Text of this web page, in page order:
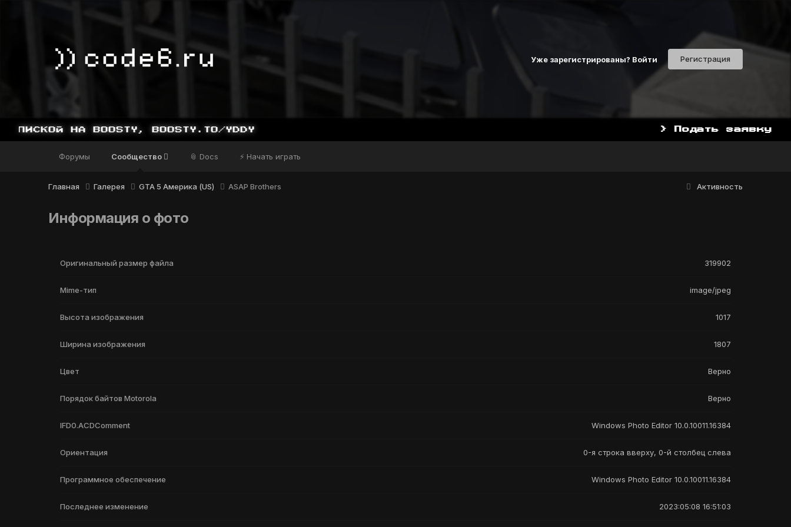
Уже зарегистрированы? Войти Регистрация
НА BOOSTY, BOOSTY.TO/YDDY > Подать заявку
Форумы Сообщество 📎 Docs ⚡ Начать играть
Активность
Главная Галерея GTA 5 Америка (US) ASAP Brothers
Информация о фото
Оригинальный размер файла 319902
Mime-тип image/jpeg
Высота изображения 1017
Ширина изображения 1807
Цвет Верно
Порядок байтов Motorola Верно
IFD0.ACDComment Windows Photo Editor 10.0.10011.16384
Ориентация 0-я строка вверху, 0-й столбец слева
Программное обеспечение Windows Photo Editor 10.0.10011.16384
Последнее изменение 2023:05:08 16:51:03